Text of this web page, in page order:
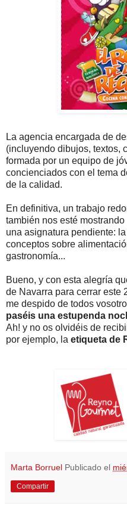
La agencia encargada de
(incluyendo dibujos, textos,
formada por un equipo de
concienciados con el tema
de la calidad.
En definitiva, un trabajo
también nos esté
una asignatura pendiente:
conceptos sobre
gastronomía...
Bueno, y con esta alegría
de Navarra para cerrar este
me despido de todos
paséis una estupenda
Ah! y no os olvidéis de
por ejemplo, la etiqueta de
Marta Borruel Publicado el
Compartir